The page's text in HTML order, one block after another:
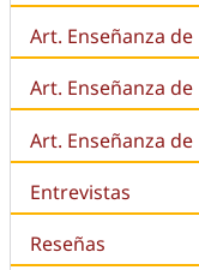
Art. Enseñanza de
Art. Enseñanza
Art. Enseñanza
Entrevistas
Reseñas